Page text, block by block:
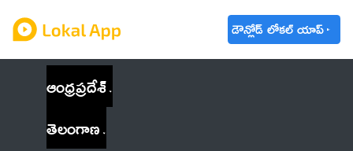
డౌన్లోడ్ లోకల్ యాప్
ఆంధ్రప్రదేశ్
తెలంగాణ